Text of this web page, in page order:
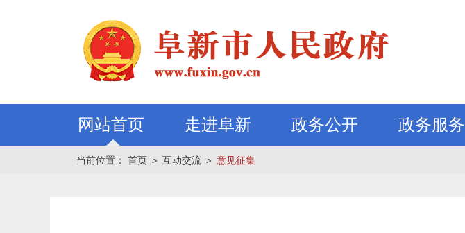
网站首页 走进阜新 政务公开 政务服务
当前位置： 首页 ＞ 互动交流 ＞ 意见征集